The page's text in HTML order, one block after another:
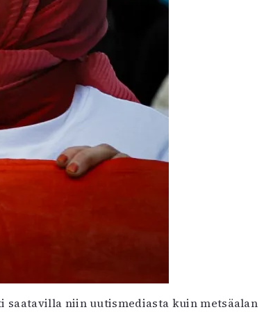
niin uutismediasta kuin metsäalan